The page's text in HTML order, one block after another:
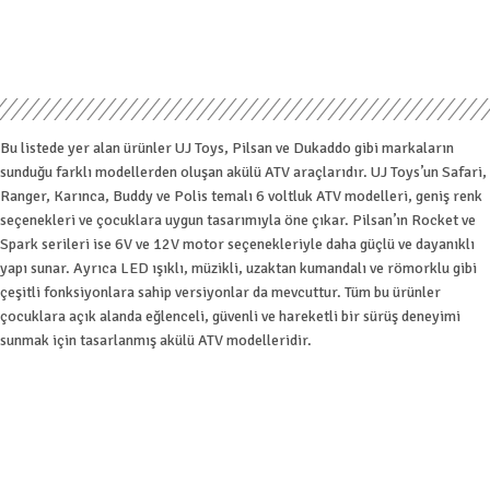
Bu listede yer alan ürünler UJ Toys, Pilsan ve Dukaddo gibi markaların
sunduğu farklı modellerden oluşan akülü ATV araçlarıdır. UJ Toys’un Safari,
Ranger, Karınca, Buddy ve Polis temalı 6 voltluk ATV modelleri, geniş renk
seçenekleri ve çocuklara uygun tasarımıyla öne çıkar. Pilsan’ın Rocket ve
Spark serileri ise 6V ve 12V motor seçenekleriyle daha güçlü ve dayanıklı
yapı sunar. Ayrıca LED ışıklı, müzikli, uzaktan kumandalı ve römorklu gibi
çeşitli fonksiyonlara sahip versiyonlar da mevcuttur. Tüm bu ürünler
çocuklara açık alanda eğlenceli, güvenli ve hareketli bir sürüş deneyimi
sunmak için tasarlanmış akülü ATV modelleridir.